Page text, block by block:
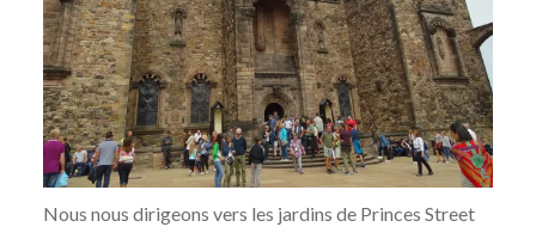
Nous nous dirigeons vers les jardins de Princes Street